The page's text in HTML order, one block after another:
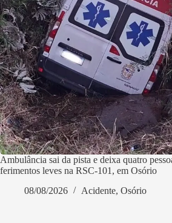
Ambulância sai da pista e deixa quatro
ferimentos leves na RSC-101, em Osório
08/08/2026
Acidente, Osório